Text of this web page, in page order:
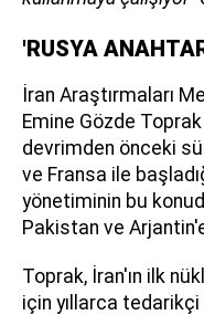
'RUSYA
İran Araştırmaları
Emine Gözde
devrimden önceki
ve Fransa ile
yönetiminin bu
Pakistan ve
Toprak, İran'ın ilk
için yıllarca tedarikçi